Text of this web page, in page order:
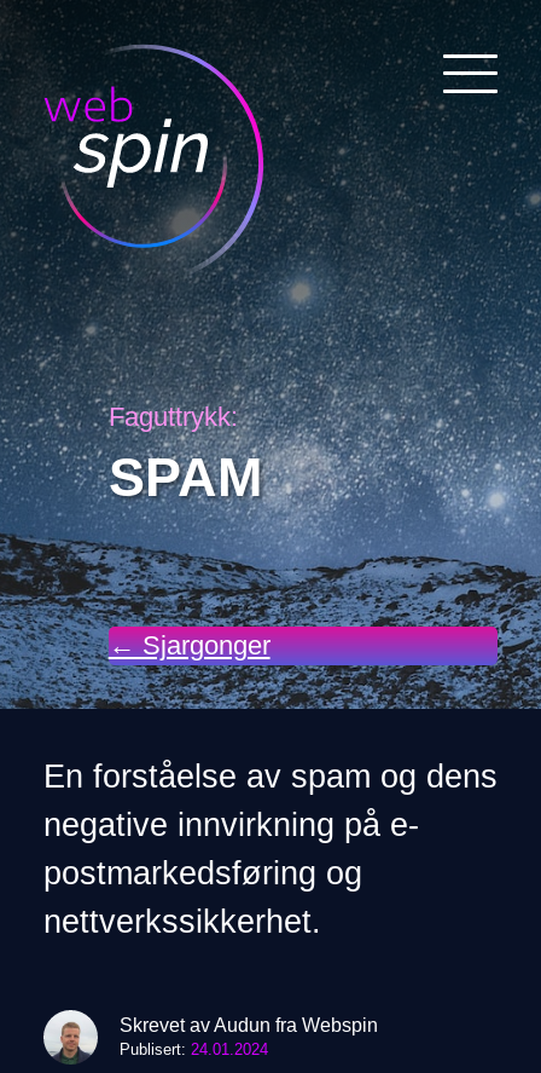
Faguttrykk:
SPAM
← Sjargonger
En forståelse av spam og dens
negative innvirkning på e-
postmarkedsføring og
nettverkssikkerhet.
Skrevet av Audun fra Webspin
Publisert: 24.01.2024